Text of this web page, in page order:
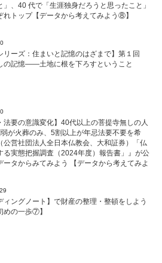
」、40 代で「生涯独身だろうと思ったこと」
れトップ【データから考えてみよう⑧】
リーズ：住まいと記憶のはざまで】第１回
の記憶——土地に根を下ろすということ
法要の意識変化】40代以上の菩提寺無しの人
が火葬のみ、5割以上が年忌法要不要を希
営社団法人全日本仏教会、大和証券）「仏
る実態把握調査（2024年度）報告書」』が公
ータからみてみよう 【データから考えてみよ
ィングノート】で財産の整理・整頓をしよう
めの一歩⑦】